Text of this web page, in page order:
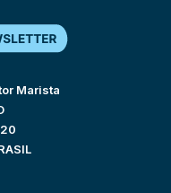
Marista